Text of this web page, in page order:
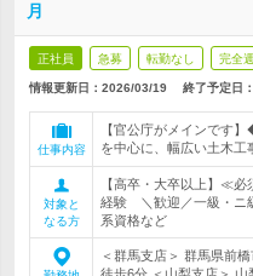
月
正社員 急募 転勤なし 完全
情報更新日：2026/03/19 終了予定日：
仕事内容
【官公庁がメインです
を中心に、幅広い土木工
対象と
なる方
【高卒・大卒以上】≪
経験 ＼歓迎／一級・ニ
系資格など
＜群馬支店＞ 群馬県前